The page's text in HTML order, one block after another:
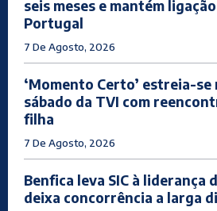
seis meses e mantém
Portugal
7 De Agosto, 2026
‘Momento Certo’ estreia-
sábado da TVI com
filha
7 De Agosto, 2026
Benfica leva SIC à liderança
deixa concorrência a larga